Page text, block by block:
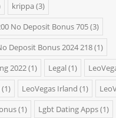
krippa (3)
No Deposit Bonus 705(3)
Deposit Bonus 2024 218(1)
2022(1) Legal (1)
(1) LeoVegas Irland (1)
(1) Lgbt Dating Apps(1)